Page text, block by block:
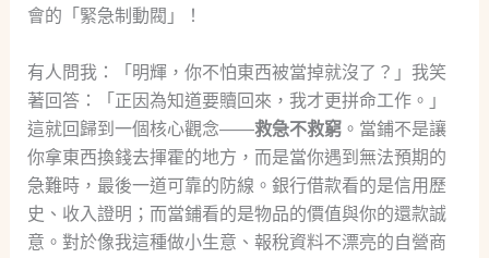
會的「緊急制動閥」！
有人問我：「明輝，你不怕東西被當掉就沒了？」我笑
著回答：「正因為知道要贖回來，我才更拼命工作。」
這就回歸到一個核心觀念——救急不救窮。當鋪不是讓
你拿東西換錢去揮霍的地方，而是當你遇到無法預期的
急難時，最後一道可靠的防線。銀行借款看的是信用歷
史、收入證明；而當鋪看的是物品的價值與你的還款誠
意。對於像我這種做小生意、報稅資料不漂亮的自營商